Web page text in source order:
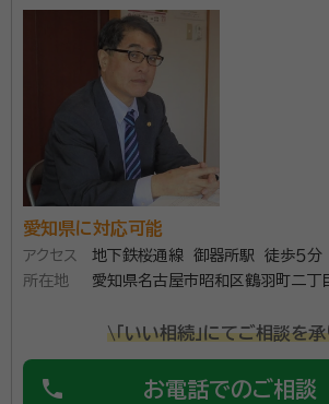
愛知県に対応可能
アクセス
地下鉄桜通線 御器所駅 徒歩５分
所在地
愛知県名古屋市昭和区鶴羽町二丁目２１番地 Ｖ
\「いい相続」にてご相談を
phone お電話でのご相談